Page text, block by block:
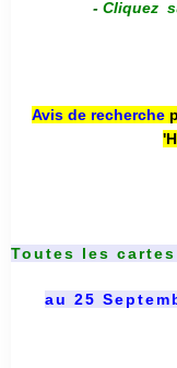
- Cliquez
Avis de recherche
Toutes les
au 25